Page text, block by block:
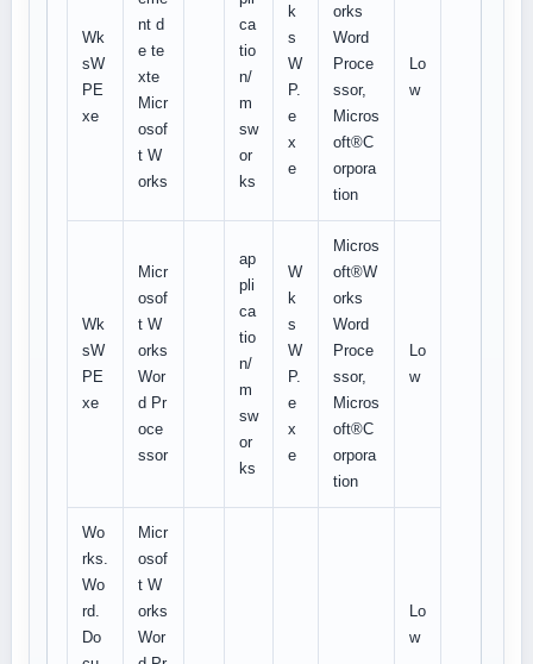
Wk
sW
PE
xe
nt d
e te
xte
Micr
osof
t W
orks
ca
tio
n/
m
sw
or
ks
k
s
W
P.
e
x
e
orks
Word
Proce
ssor,
Micros
oft®C
orpora
tion
Lo
w
Wk
sW
PE
xe
Micr
osof
t W
orks
Wor
d Pr
oce
ssor
ap
pli
ca
tio
n/
m
sw
or
ks
W
k
s
W
P.
e
x
e
Micros
oft®W
orks
Word
Proce
ssor,
Micros
oft®C
orpora
tion
Lo
w
Wo
rks.
Wo
rd.
Do
Micr
osof
t W
orks
Wor
Lo
w